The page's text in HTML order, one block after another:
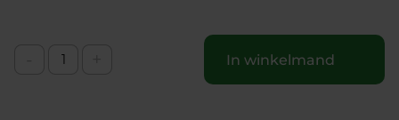
In winkelmand